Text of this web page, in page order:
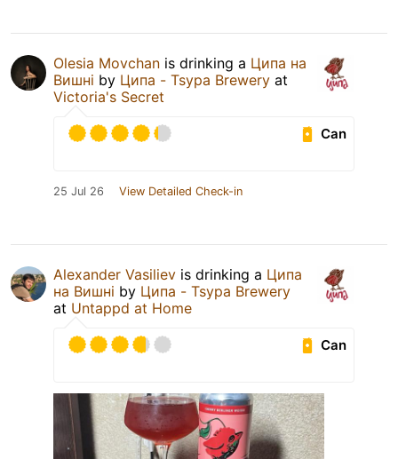
Olesia Movchan is drinking a Ципа на
Вишні by Ципа - Tsypa Brewery at
Victoria's Secret
Can
25 Jul 26 View Detailed Check-in
Alexander Vasiliev is drinking a Ципа
на Вишні by Ципа - Tsypa Brewery
at Untappd at Home
Can